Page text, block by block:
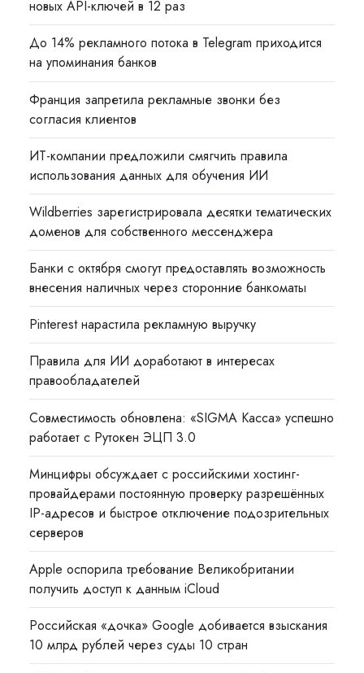
новых API-ключей в 12 раз
До 14% рекламного потока в Telegram приходится
на упоминания банков
Франция запретила рекламные звонки без
согласия клиентов
ИТ-компании предложили смягчить правила
использования данных для обучения ИИ
Wildberries зарегистрировала десятки тематических
доменов для собственного мессенджера
Банки с октября смогут предоставлять возможность
внесения наличных через сторонние банкоматы
Pinterest нарастила рекламную выручку
Правила для ИИ доработают в интересах
правообладателей
Совместимость обновлена: «SIGMA Касса» успешно
работает с Рутокен ЭЦП 3.0
Минцифры обсуждает с российскими хостинг-
провайдерами постоянную проверку разрешённых
IP-адресов и быстрое отключение подозрительных
серверов
Apple оспорила требование Великобритании
получить доступ к данным iCloud
Российская «дочка» Google добивается взыскания
10 млрд рублей через суды 10 стран